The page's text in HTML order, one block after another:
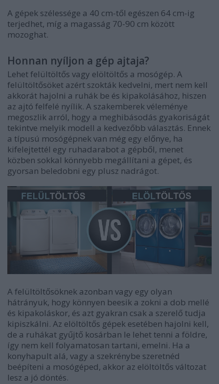
A gépek szélessége a 40 cm-től egészen 64 cm-ig
terjedhet, míg a magasság 70-90 cm között
mozoghat.
Honnan nyíljon a gép ajtaja?
Lehetfelültöltős vagy elöltöltős a mosógép. A
felültöltősöket azért szokták kedvelni, mert nem kell
akkorát hajolni a ruhák be és kipakolásához, hiszen
az ajtó felfelé nyílik. A szakemberek véleménye
megoszlik arról, hogy a meghibásodás gyakoriságát
tekintve melyik modell a kedvezőbb választás. Ennek
a típusú mosógépnek van még egy előnye, ha
kifelejtettél egy ruhadarabot a gépből, menet
közben sokkal könnyebb megállítani a gépet, és
gyorsan beledobni egy plusz nadrágot.
A felültöltősöknek azonban vagy egy olyan
hátrányuk, hogy könnyen beesik a zokni a dob mellé
és kipakoláskor, és azt gyakran csak a szerelő tudja
kipiszkálni. Az elöltöltős gépek esetében hajolni kell,
de a ruhákat gyűjtő kosárban le lehet tenni a földre,
így nem kell folyamatosan tartani, emelni. Ha a
konyhapult alá, vagy a szekrénybe szeretnéd
beépíteni a mosógéped, akkor az elöltöltős változat
lesz a jó döntés.